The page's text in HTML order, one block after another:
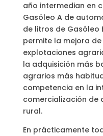
año intermedian en
Gasóleo A de
de litros de Gasóleo
permite la mejora
explotaciones
la adquisición más
agrarios más
competencia en la
comercialización de
rural.
En prácticamente